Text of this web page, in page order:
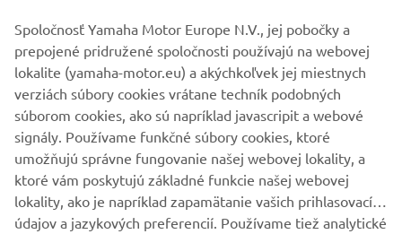
R WORLD is open to every rider who appreciates the value
of Yamaha's race winning heritage and renowned
technical expertise. And R WORLD enables YZF-R series
owners the chance to unlock their true riding potential on
the street and track.OuR World is here. R WORLD is now.
Spoločnosť Yamaha Motor Europe N.V., jej pobočky a
prepojené pridružené spoločnosti používajú na webovej
lokalite (yamaha-motor.eu) a akýchkoľvek jej miestnych
verziách súbory cookies vrátane techník podobných
súborom cookies, ako sú napríklad javascripit a webové
signály. Používame funkčné súbory cookies, ktoré
umožňujú správne fungovanie našej webovej lokality, a
ktoré vám poskytujú základné funkcie našej webovej
lokality, ako je napríklad zapamätanie vašich prihlasovacích
údajov a jazykových preferencií. Používame tiež analytické